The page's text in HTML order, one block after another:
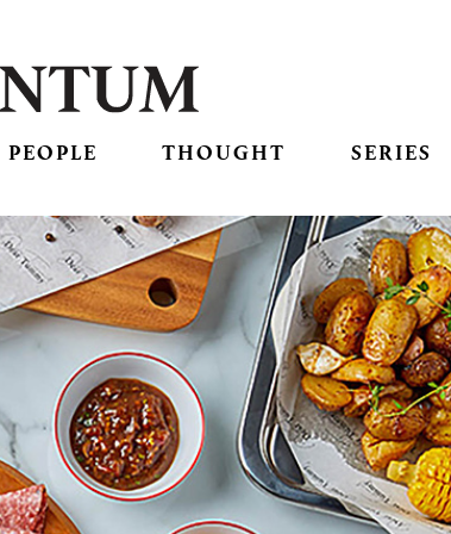
PEOPLE THOUGHT SERIES